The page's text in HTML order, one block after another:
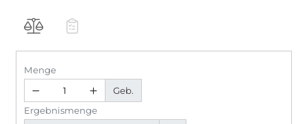
Menge
Geb.
Ergebnismenge